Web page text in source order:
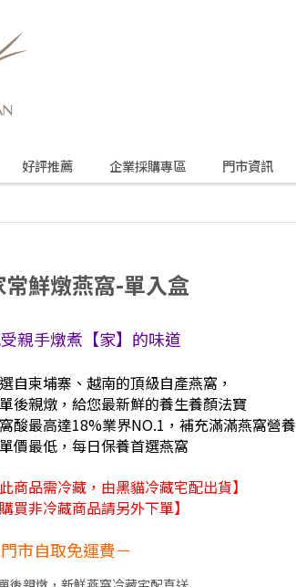
好評推薦 企業採購專區 門市資訊
常鮮燉燕窩-單入盒
親手燉煮【家】的味道
自柬埔寨、越南的頂級自產燕窩，
後親燉，給您最新鮮的養生養顏法寶
酸最高達18%業界NO.1，補充滿滿燕窩營養
價最低，每日保養首選燕窩
此商品需冷藏，由黑貓冷藏宅配出貨】
購買非冷藏商品請另外下單】
市自取免運費－